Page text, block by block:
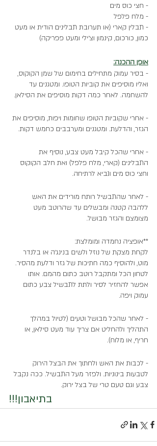
- חצי כוס מים
- מלח פלפל
- תבלין קארי (או תערובת תבלינים הודית או מעט
כמון, כורכום, קינמון וצ׳ילי ומעט פפריקה)
אופן ההכנה:
- בסיר עמוק מתחילים בחימום של שמן הקוקוס,
ואליו מוסיפים את קוביות הטופו. ומטגנים עד
להשחמה. לאחר כמה דקות מוסיפים את הסילאן.
- אחרי שקוביות הטופו שחומות ויפות, מוסיפים את
הגזר, והדלעת. ומטגנים ומערבבים כחמש דקות.
- אחרי שהכל קיבל מעט צבע, נוסיף את
התבלינים (קארי, מלח פלפל) ואת חלב הקוקוס
וחצי כוס מים ונביא לרתיחה.
- לאחר שהתבשיל רותח מורידים את האש
ללהבה קטנה ומבשלים עד שהרוטב מעט
מצומצם והגזר מבושל.
**אופציה נחמדה ומומלצת:
לקחת מצקת של נוזל ולשים בנינג׳ה או בלנדר
מוט, ולהוסיף כמה חתיכות של גזר ודלעת מהסיר.
לטחון הכל ומתקבל רוטב כתום מהמם. אותו
אפשר להחזיר לסיר ולתת לתבשיל צבע כתום
עמוק ויפה.
- לאחר שהכל מבושל וטעים (לטיול במהלך
התהליך ולהחליט אם צריך עוד מעט סילאן, או
חריף, או מלוח).
- לכבות את האש ולחתוך את הבצל הירוק
לטבעות בינוניות. ולפזר מעל התבשיל. ככה נקבל
צבע וגם טעם טרי של בצל ירוק.
בתיאבון!!!